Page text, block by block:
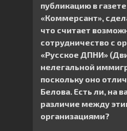
публикацию в газете
«Коммерсант»,
что считает
сотрудничество с
«Русское ДПНИ»
нелегальной
поскольку оно
Белова. Есть ли, на
различие между
организациями?